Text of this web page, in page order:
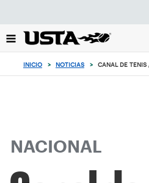
el
botón
INICIO > NOTICIAS > CANAL DE
NACIONAL